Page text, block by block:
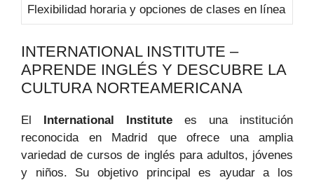
Flexibilidad horaria y opciones de clases en línea
INTERNATIONAL INSTITUTE –
APRENDE INGLÉS Y DESCUBRE LA
CULTURA NORTEAMERICANA
El International Institute es una institución
reconocida en Madrid que ofrece una amplia
variedad de cursos de inglés para adultos, jóvenes
y niños. Su objetivo principal es ayudar a los